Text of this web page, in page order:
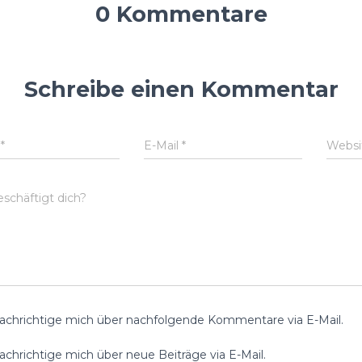
0 Kommentare
Schreibe einen Kommentar
* E-Mail*
dich?
mich über nachfolgende Kommentare via E-Mail.
mich über neue Beiträge via E-Mail.